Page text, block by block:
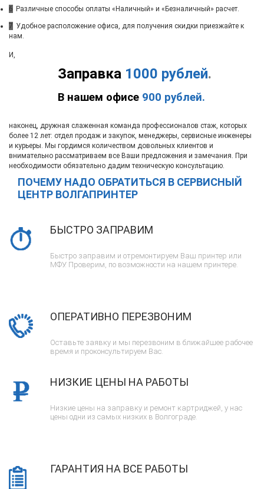
6 Различные способы оплаты «Наличный» и «Безналичный» расчет.
7 Удобное расположение офиса, для получения скидки приезжайте к
нам.
Заправка 1000 рублей.
В нашем офисе 900 рублей.
И,
наконец, дружная слаженная команда профессионалов стаж, которых
более 12 лет: отдел продаж и закупок, менеджеры, сервисные инженеры
и курьеры. Мы гордимся количеством довольных клиентов и
внимательно рассматриваем все Ваши предложения и замечания. При
необходимости обязательно дадим техническую консультацию.
ПОЧЕМУ НАДО ОБРАТИТЬСЯ В СЕРВИСНЫЙ
ЦЕНТР ВОЛГАПРИНТЕР
БЫСТРО ЗАПРАВИМ
Быстро заправим и отремонтируем Ваш принтер или
МФУ. Проверим, по возможности на нашем принтере.
ОПЕРАТИВНО ПЕРЕЗВОНИМ
Оставьте заявку и мы перезвоним в ближайшее рабочее
время и проконсультируем Вас.
НИЗКИЕ ЦЕНЫ НА РАБОТЫ
Низкие цены на заправку и ремонт картриджей, у нас
цены одни из самых низких в Волгограде.
ГАРАНТИЯ НА ВСЕ РАБОТЫ